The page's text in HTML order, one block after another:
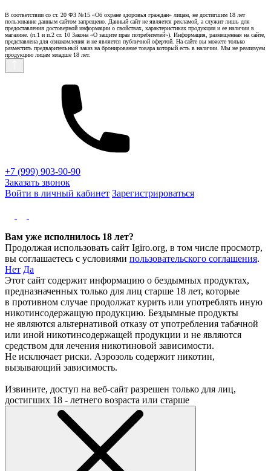
В соответствии со ст. 20 ФЗ №15 «Об охране здоровья граждан» лицам, не достигшим 18 лет
пользование данным сайтом запрещено. Данный сайт не является рекламой, а служит лишь для
предоставления достоверной информации о свойствах, характеристиках продукции и ее наличии в
магазине. (п.1 и п.2 ст. 10 Закона «О защите прав потребителей»). Информация, размещенная на сайте,
представлена для ознакомления и не является публичной офертой. На сайте вы можете только
разместить предварительный заказ на бронирование товара который есть в наличии. Мы не реализуем
продукцию лицам младше 18 лет.
+7 (999) 903-90-90
Заказать звонок
Войти в личный кабинет Зарегистрироваться
Вам уже исполнилось 18 лет?
Продолжая использовать сайт Igiro.org, в том числе просмотр,
вы соглашаетесь с условиями пользовательского соглашения.
Нет Да
Этот сайт содержит информацию о бездымных продуктах,
предназначенных только для лиц старше 18 лет, которые
в противном случае продолжат курить или употреблять иную
никотинсодержащую продукцию. Бездымные продукты
не являются альтернативой отказу от употребления табачной
или иной никотинсодержащей продукции и не являются
средством для лечения никотиновой зависимости.
Не исключает риски. Аэрозоль содержит никотин,
вызывающий зависимость.
Извините, доступ на веб-сайт разрешен только для лиц,
достигших 18 - летнего возраста или старше